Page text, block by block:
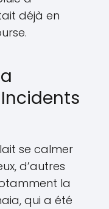
déjà en
se calmer
d’autres
la
qui a été